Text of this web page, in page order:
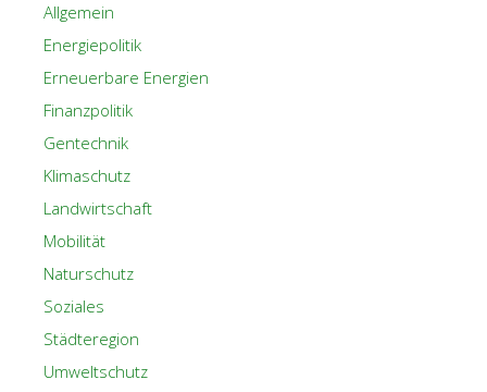
Allgemein
Energiepolitik
Erneuerbare Energien
Finanzpolitik
Gentechnik
Klimaschutz
Landwirtschaft
Mobilität
Naturschutz
Soziales
Städteregion
Umweltschutz